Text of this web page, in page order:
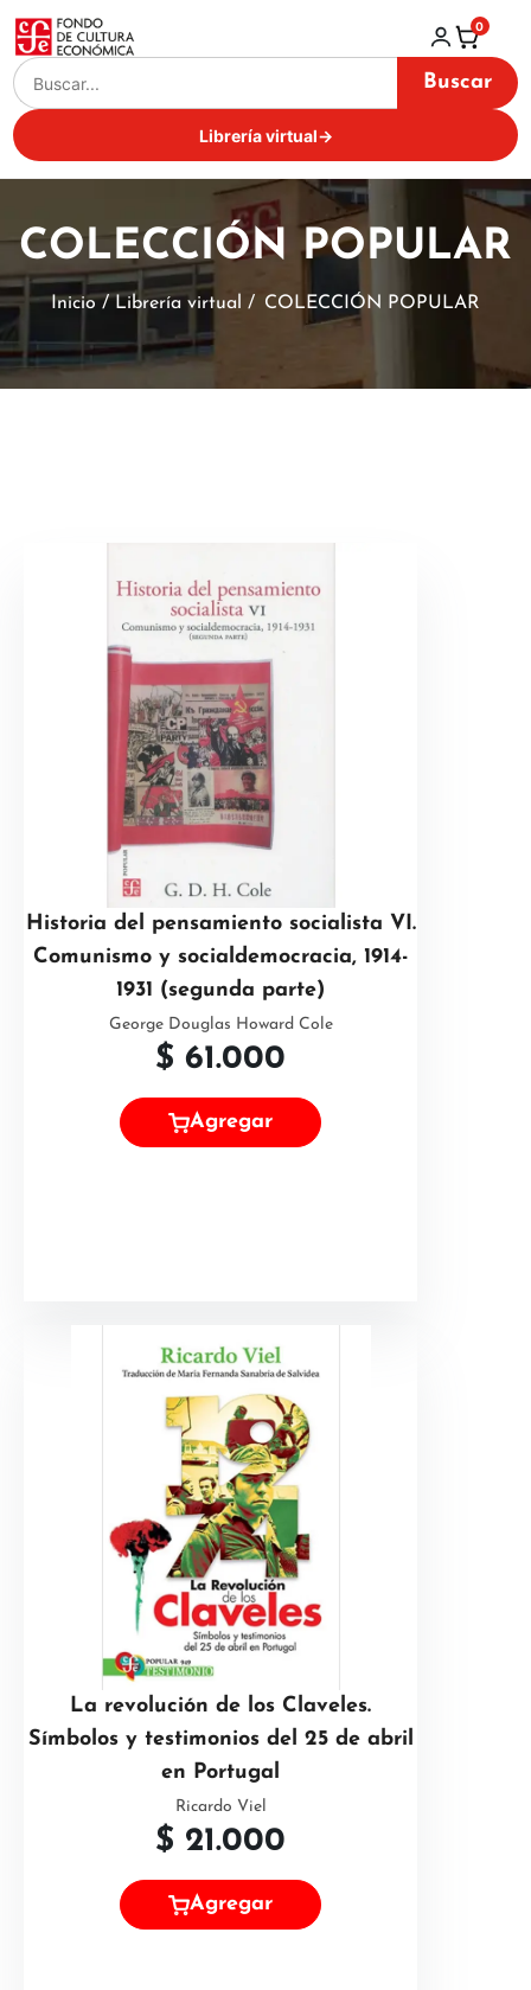
Buscar
Librería virtual→
0
COLECCIÓN POPULAR
Inicio / Librería virtual / COLECCIÓN POPULAR
Historia del pensamiento socialista VI.
Comunismo y socialdemocracia, 1914-
1931 (segunda parte)
George Douglas Howard Cole
$ 61.000
Agregar
La revolución de los Claveles.
Símbolos y testimonios del 25 de abril
en Portugal
Ricardo Viel
$ 21.000
Agregar